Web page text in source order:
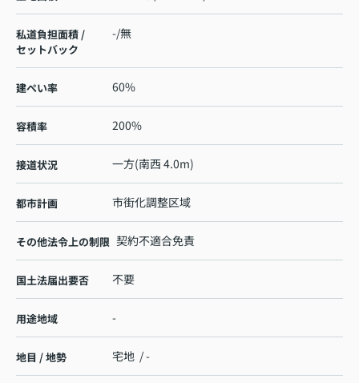
私道負担面積 /
セットバック
-/無
建ぺい率 60%
容積率 200%
接道状況 一方(南西 4.0m)
都市計画 市街化調整区域
その他法令上の制限 契約不適合免責
国土法届出要否 不要
用途地域 -
地目 / 地勢 宅地 / -